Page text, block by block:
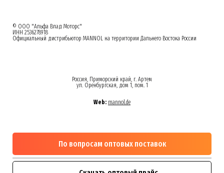
© ООО "Альфа Влад Моторс"
ИНН 2536278918
Официальный дистрибьютор MANNOL на территории Дальнего Востока России
Россия, Приморский край, г. Артем
ул. Оренбургская, дом 1, пом. 1
Web: mannol.de
По вопросам оптовых поставок